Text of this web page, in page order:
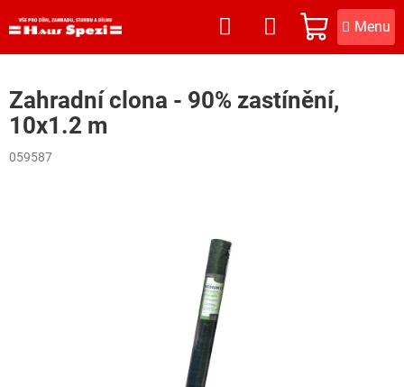
na
NÁKUPNÍ
KOŠÍK
Zahradní clona - 90% zastínění,
10x1.2 m
059587